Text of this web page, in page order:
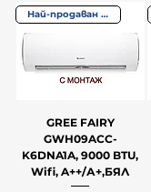
Най-продаван модел
GREE FAIRY
GWH09ACC-
K6DNA1A, 9000 BTU,
Wifi, A++/А+,БЯЛ